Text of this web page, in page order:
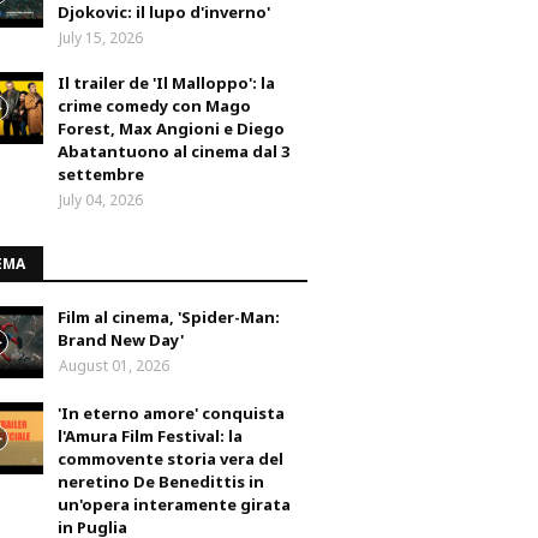
Djokovic: il lupo d'inverno'
July 15, 2026
Il trailer de 'Il Malloppo': la
crime comedy con Mago
Forest, Max Angioni e Diego
Abatantuono al cinema dal 3
settembre
July 04, 2026
Film al cinema, 'Spider-Man:
Brand New Day'
August 01, 2026
'In eterno amore' conquista
l'Amura Film Festival: la
commovente storia vera del
neretino De Benedittis in
un'opera interamente girata
in Puglia